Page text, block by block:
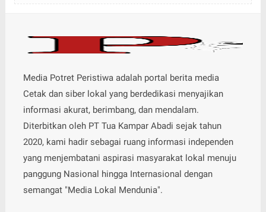
Media Potret Peristiwa adalah portal berita media
Cetak dan siber lokal yang berdedikasi menyajikan
informasi akurat, berimbang, dan mendalam.
Diterbitkan oleh PT Tua Kampar Abadi sejak tahun
2020, kami hadir sebagai ruang informasi independen
yang menjembatani aspirasi masyarakat lokal menuju
panggung Nasional hingga Internasional dengan
semangat "Media Lokal Mendunia".